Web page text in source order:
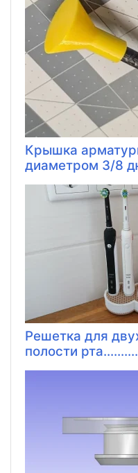
Крышка
диаметром 3/8
Решетка для
полости